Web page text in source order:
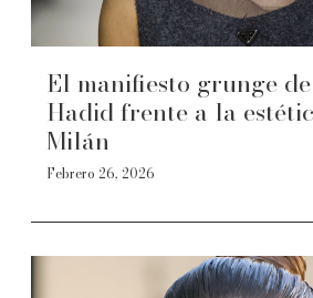
El manifiesto grunge
Hadid frente a la
Milán
Febrero 26, 2026